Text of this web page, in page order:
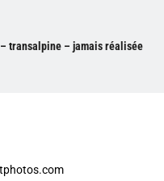
transalpine – jamais réalisée